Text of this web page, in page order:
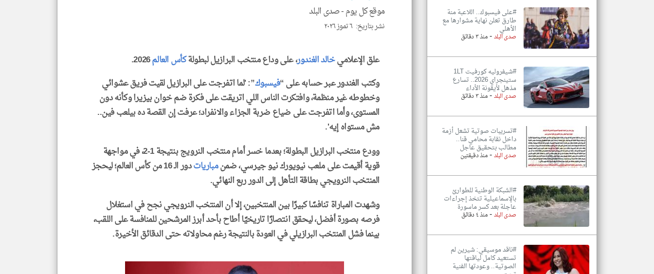
موقع كل يوم -صدى البلد
نشر بتاريخ: ٦ تموز ٢٠٢٦
علق الإعلاميخالد الغندور، على وداع منتخب البرازيل لبطولةكأس العالم2026.
وكتب الغندور عبر حسابه على “فيسبوك”: 'لما اتفرجت على البرازيل لقيت فريق عشوائي
وخطوطه غير منظمة، وافتكرت الناس اللي اتريقت على فكرة ضم خوان بيزيرا وكأنه دون
المستوى، وأما اتفرجت على ضياع ضربة الجزاء والانفراد؛ عرفت إن القصة ده بيلعب فين..
مش مستواه إيه'.
وودع منتخب البرازيل البطولة؛ بعدما خسر أمام منتخب النرويج بنتيجة 1-2، في مواجهة
قوية أقيمت على ملعب نيويورك نيو جيرسي، ضمنمباريات
دور الـ 16 من كأس العالم؛ ليحجز
المنتخب النرويجي بطاقة التأهل إلى الدور ربع النهائي.
وشهدت المباراة تنافسًا كبيرًا بين المنتخبين، إلا أن المنتخب النرويجي نجح في استغلال
فرصه بصورة أفضل، ليحقق انتصارًا تاريخيًا أطاح بأحد أبرز المرشحين للمنافسة على اللقب،
بينما فشل المنتخب البرازيلي في العودة بالنتيجة رغم محاولاته حتى الدقائق الأخيرة.
#على فيسبوك.. اللاعبة منة
طارق تعلن نهاية مشوارها مع
الأهلي
صدى البلد-منذ ٣ دقائق
#شيفروليه كورفيت 1LT
ستينجراي 2026.. تسارع
مذهل لأيقونة الأداء
صدى البلد-منذ ٣ دقائق
#تسريبات صوتية تشعل أزمة
داخل نقابة محامي قنا..
مطالب بتحقيق عاجل
صدى البلد-منذ دقيقتين
#الشبكة الوطنية للطوارئ
بالإسماعيلية تتخذ إجراءات
عاجلة بعد كسر ماسورة
صدى البلد-منذ ٤ دقائق
#ناقد موسيقي: شيرين لم
تستعيد كامل لياقتها
الصوتية.. وعودتها الفنية
klyoum.com